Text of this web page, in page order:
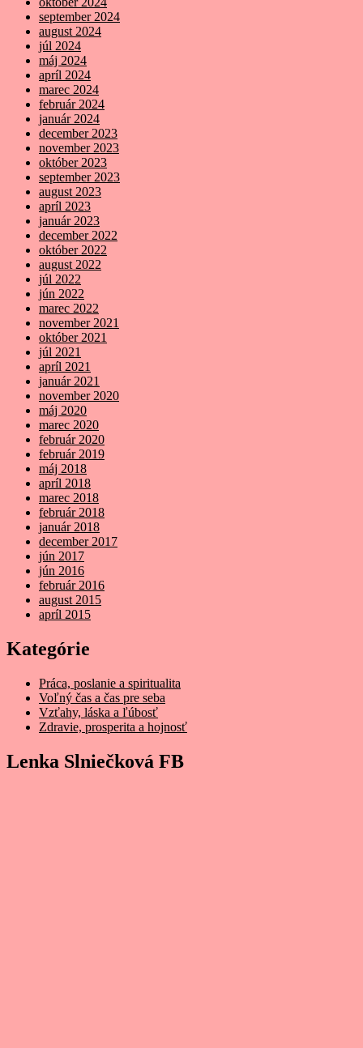
september 2024
august 2024
júl 2024
máj 2024
apríl 2024
marec 2024
február 2024
január 2024
december 2023
november 2023
október 2023
september 2023
august 2023
apríl 2023
január 2023
december 2022
október 2022
august 2022
júl 2022
jún 2022
marec 2022
november 2021
október 2021
júl 2021
apríl 2021
január 2021
november 2020
máj 2020
marec 2020
február 2020
február 2019
máj 2018
apríl 2018
marec 2018
február 2018
január 2018
december 2017
jún 2017
jún 2016
február 2016
august 2015
apríl 2015
Kategórie
Práca, poslanie a spiritualita
Voľný čas a čas pre seba
Vzťahy, láska a ľúbosť
Zdravie, prosperita a hojnosť
Lenka Slniečková FB